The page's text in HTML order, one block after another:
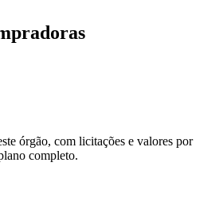
órgão, com licitações e valores por
completo.